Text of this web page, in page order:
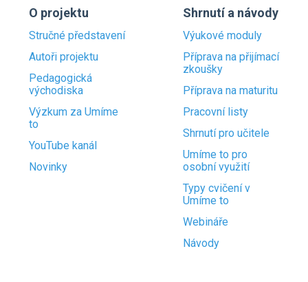
O projektu
Stručné představení
Autoři projektu
Pedagogická
východiska
Výzkum za Umíme
to
YouTube kanál
Novinky
Shrnutí a návody
Výukové moduly
Příprava na přijímací
zkoušky
Příprava na maturitu
Pracovní listy
Shrnutí pro učitele
Umíme to pro
osobní využití
Typy cvičení v
Umíme to
Webináře
Návody